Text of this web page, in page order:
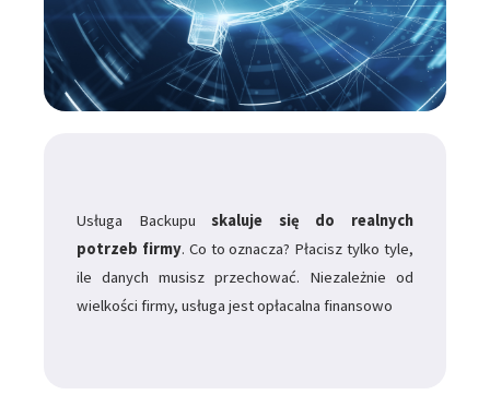
Usługa Backupuskaluje się do realnych
potrzeb firmy. Co to oznacza? Płacisz tylko tyle,
ile danych musisz przechować. Niezależnie od
wielkości firmy, usługa jest opłacalna finansowo